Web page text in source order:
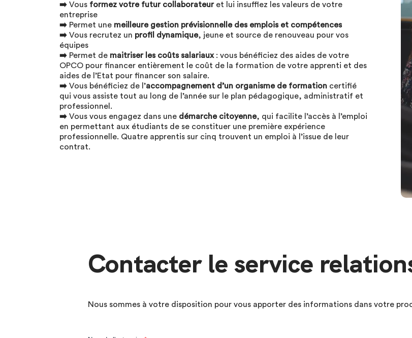
➡️ Vous formez votre futur collaborateuret lui insufflez les valeurs de votre
entreprise
➡️ Permet une meilleure gestion prévisionnelle des emplois et compétences
➡️ Vous recrutez un profil dynamique, jeune et source de renouveau pour vos
équipes
➡️ Permet de maitriser les coûts salariaux: vous bénéficiez des aides de votre
OPCO pour financer entièrement le coût de la formation de votre apprenti et des
aides de l’Etat pour financer son salaire.
➡️ Vous bénéficiez de l’accompagnement d’un organisme de formation certifié
qui vous assiste tout au long de l’année sur le plan pédagogique, administratif et
professionnel.
➡️ Vous vous engagez dans une démarche citoyenne, qui facilite l’accès à l’emploi
en permettant aux étudiants de se constituer une première expérience
professionnelle. Quatre apprentis sur cinq trouvent un emploi à l’issue de leur
contrat.
Contacter le service
Nous sommes à votre disposition pour vous apporter des informations dans votre